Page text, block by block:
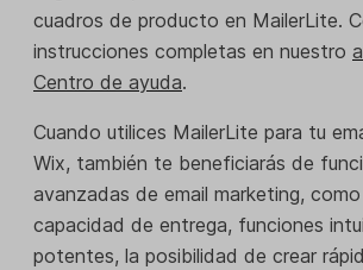
cuadros de producto en MailerLite.
instrucciones completas en nuestro
Centro de ayuda.
Cuando utilices MailerLite para tu
Wix, también te beneficiarás de
avanzadas de email marketing,
capacidad de entrega, funciones
potentes, la posibilidad de crear